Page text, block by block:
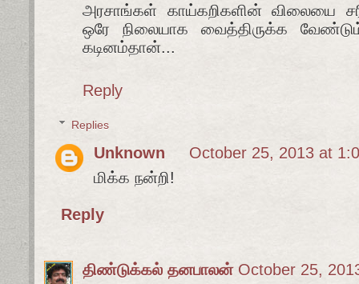
அரசாங்கள் காய்கறிகளின் விலையை
ஒரே நிலையாக வைத்திருக்க
கடினம்தான்...
Reply
Replies
Unknown
October 25, 2013 at
மிக்க நன்றி!
Reply
திண்டுக்கல் தனபாலன் October 25,